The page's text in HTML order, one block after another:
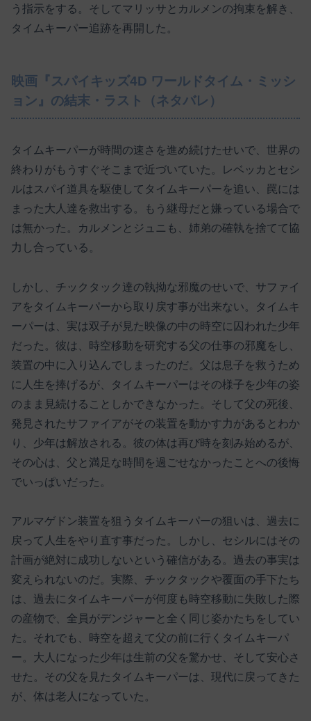
う指示をする。そしてマリッサとカルメンの拘束を解き、
タイムキーパー追跡を再開した。
映画『スパイキッズ4D ワールドタイム・ミッシ
ョン』の結末・ラスト（ネタバレ）
タイムキーパーが時間の速さを進め続けたせいで、世界の
終わりがもうすぐそこまで近づいていた。レベッカとセシ
ルはスパイ道具を駆使してタイムキーパーを追い、罠には
まった大人達を救出する。もう継母だと嫌っている場合で
は無かった。カルメンとジュニも、姉弟の確執を捨てて協
力し合っている。
しかし、チックタック達の執拗な邪魔のせいで、サファイ
アをタイムキーパーから取り戻す事が出来ない。タイムキ
ーパーは、実は双子が見た映像の中の時空に囚われた少年
だった。彼は、時空移動を研究する父の仕事の邪魔をし、
装置の中に入り込んでしまったのだ。父は息子を救うため
に人生を捧げるが、タイムキーパーはその様子を少年の姿
のまま見続けることしかできなかった。そして父の死後、
発見されたサファイアがその装置を動かす力があるとわか
り、少年は解放される。彼の体は再び時を刻み始めるが、
その心は、父と満足な時間を過ごせなかったことへの後悔
でいっぱいだった。
アルマゲドン装置を狙うタイムキーパーの狙いは、過去に
戻って人生をやり直す事だった。しかし、セシルにはその
計画が絶対に成功しないという確信がある。過去の事実は
変えられないのだ。実際、チックタックや覆面の手下たち
は、過去にタイムキーパーが何度も時空移動に失敗した際
の産物で、全員がデンジャーと全く同じ姿かたちをしてい
た。それでも、時空を超えて父の前に行くタイムキーパ
ー。大人になった少年は生前の父を驚かせ、そして安心さ
せた。その父を見たタイムキーパーは、現代に戻ってきた
が、体は老人になっていた。